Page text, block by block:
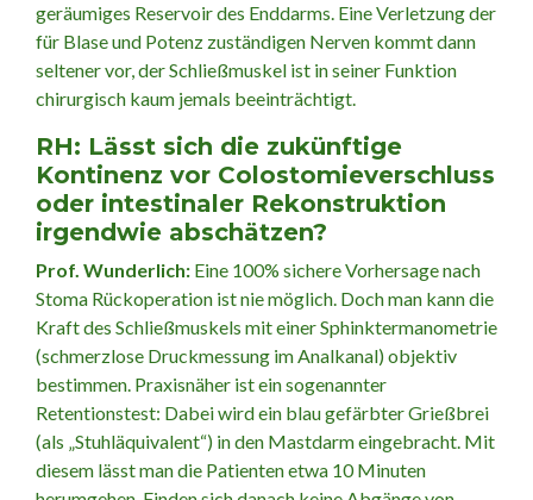
geräumiges Reservoir des Enddarms. Eine Verletzung der
für Blase und Potenz zuständigen Nerven kommt dann
seltener vor, der Schließmuskel ist in seiner Funktion
chirurgisch kaum jemals beeinträchtigt.
RH: Lässt sich die zukünftige
Kontinenz vor Colostomieverschluss
oder intestinaler Rekonstruktion
irgendwie abschätzen?
Prof. Wunderlich: Eine 100% sichere Vorhersage nach
Stoma Rückoperation ist nie möglich. Doch man kann die
Kraft des Schließmuskels mit einer Sphinktermanometrie
(schmerzlose Druckmessung im Analkanal) objektiv
bestimmen. Praxisnäher ist ein sogenannter
Retentionstest: Dabei wird ein blau gefärbter Grießbrei
(als „Stuhläquivalent“) in den Mastdarm eingebracht. Mit
diesem lässt man die Patienten etwa 10 Minuten